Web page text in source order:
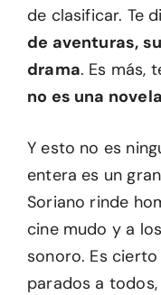
de clasificar. Te
de aventuras,
drama. Es más,
no es una
Y esto no es
entera es un
Soriano rinde
cine mudo y a
sonoro. Es
parados a